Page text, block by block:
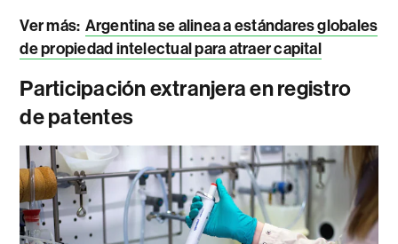
Ver más: Argentina se alinea a estándares globales
de propiedad intelectual para atraer capital
Participación extranjera en registro
de patentes